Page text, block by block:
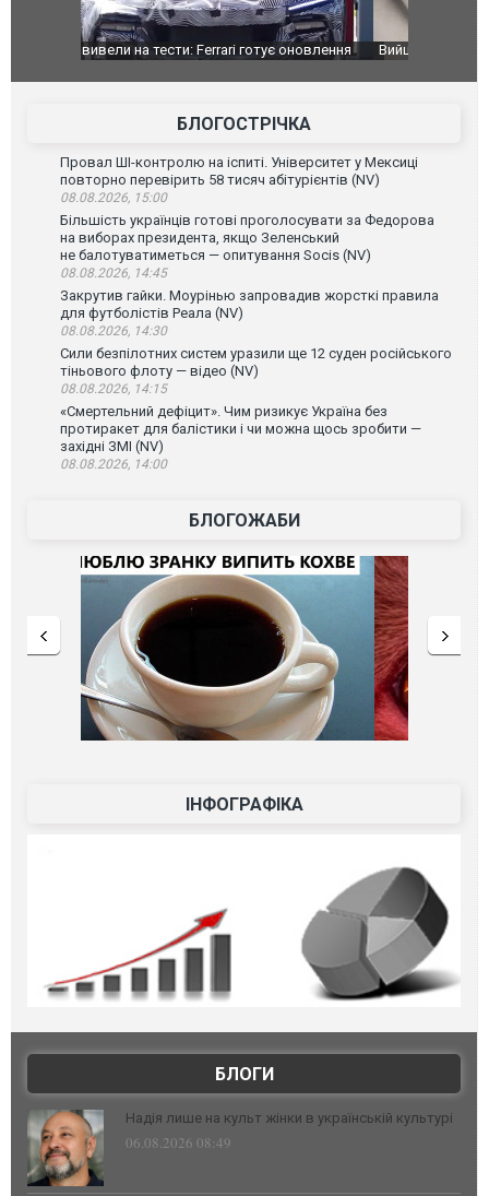
Вийшов трейлер нової екранізації легендарного
БЛОГОСТРІЧКА
Провал ШІ-контролю на іспиті. Університет у Мексиці
повторно перевірить 58 тисяч абітурієнтів (NV)
08.08.2026, 15:00
Більшість українців готові проголосувати за Федорова
на виборах президента, якщо Зеленський
не балотуватиметься — опитування Socis (NV)
08.08.2026, 14:45
Закрутив гайки. Моурінью запровадив жорсткі правила
для футболістів Реала (NV)
08.08.2026, 14:30
Сили безпілотних систем уразили ще 12 суден російського
тіньового флоту — відео (NV)
08.08.2026, 14:15
«Смертельний дефіцит». Чим ризикує Україна без
протиракет для балістики і чи можна щось зробити —
західні ЗМІ (NV)
08.08.2026, 14:00
БЛОГОЖАБИ
ІНФОГРАФІКА
БЛОГИ
Надія лише на культ жінки в українській культурі
06.08.2026 08:49